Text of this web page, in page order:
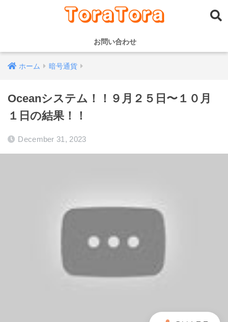
お問い合わせ
ホーム 暗号通貨
Oceanシステム！！９月２５日〜１０月
１日の結果！！
December 31, 2023